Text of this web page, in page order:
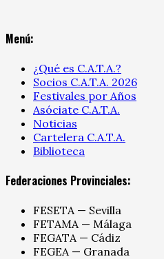
Menú:
¿Qué es C.A.T.A.?
Socios C.A.T.A. 2026
Festivales por Años
Asóciate C.A.T.A.
Noticias
Cartelera C.A.T.A.
Biblioteca
Federaciones Provinciales:
FESETA — Sevilla
FETAMA — Málaga
FEGATA — Cádiz
FEGEA — Granada